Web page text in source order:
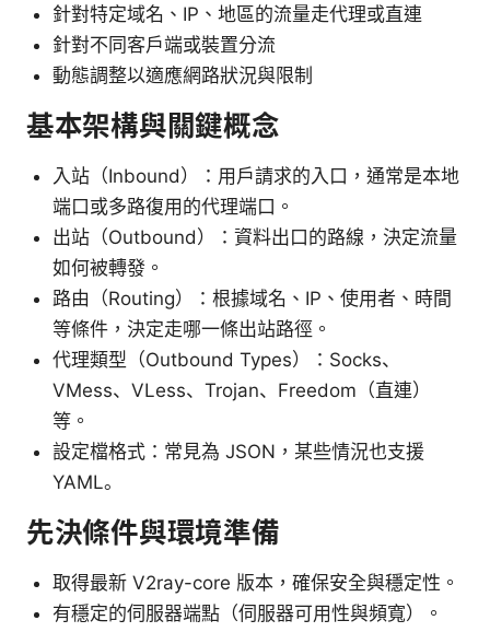
針對特定域名、IP、地區的流量走代理或直連
針對不同客戶端或裝置分流
動態調整以適應網路狀況與限制
基本架構與關鍵概念
入站（Inbound）：用戶請求的入口，通常是本地
端口或多路復用的代理端口。
出站（Outbound）：資料出口的路線，決定流量
如何被轉發。
路由（Routing）：根據域名、IP、使用者、時間
等條件，決定走哪一條出站路徑。
代理類型（Outbound Types）：Socks、
VMess、VLess、Trojan、Freedom（直連）
等。
設定檔格式：常見為 JSON，某些情況也支援
YAML。
先決條件與環境準備
取得最新 V2ray-core 版本，確保安全與穩定性。
有穩定的伺服器端點（伺服器可用性與頻寬）。